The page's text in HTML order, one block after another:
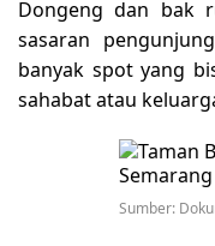
Dongeng dan bak
sasaran
banyak spot yang
sahabat atau
Sumber: